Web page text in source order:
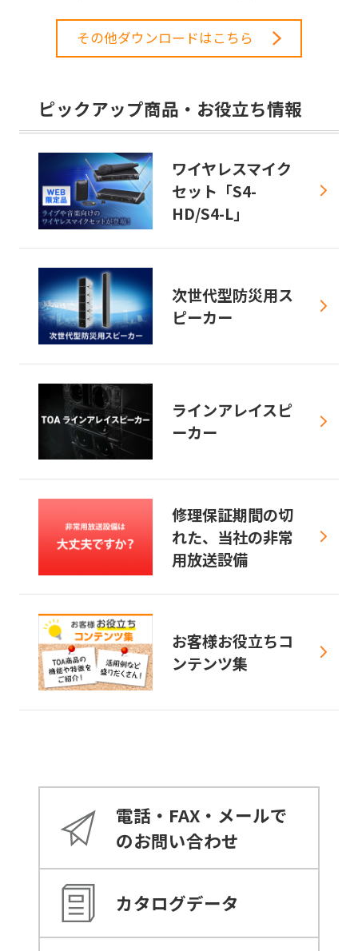
その他ダウンロードはこちら
ピックアップ商品・お役立ち情報
ワイヤレスマイク
セット「S4-
HD/S4-L」
次世代型防災用ス
ピーカー
ラインアレイスピ
ーカー
修理保証期間の切
れた、当社の非常
用放送設備
お客様お役立ちコ
ンテンツ集
電話・FAX・メールで
のお問い合わせ
カタログデータ